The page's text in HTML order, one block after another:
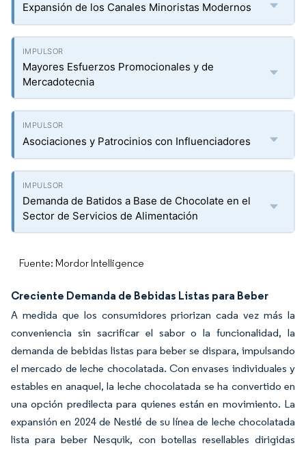
Expansión de los Canales Minoristas Modernos
Mayores Esfuerzos Promocionales y de
Mercadotecnia
Asociaciones y Patrocinios con Influenciadores
Demanda de Batidos a Base de Chocolate en el
Sector de Servicios de Alimentación
Fuente: Mordor Intelligence
Creciente Demanda de Bebidas Listas para Beber
A medida que los consumidores priorizan cada vez más la
conveniencia sin sacrificar el sabor o la funcionalidad, la
demanda de bebidas listas para beber se dispara, impulsando
el mercado de leche chocolatada. Con envases individuales y
estables en anaquel, la leche chocolatada se ha convertido en
una opción predilecta para quienes están en movimiento. La
expansión en 2024 de Nestlé de su línea de leche chocolatada
lista para beber Nesquik, con botellas resellables dirigidas